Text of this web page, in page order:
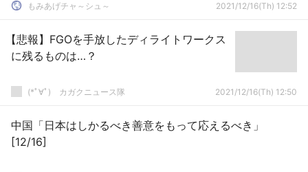
もみあげチャ～シュ～ 2021/12/16(Th) 12:52
【悲報】FGOを手放したディライトワークス
に残るものは…？
(*ﾟ∀ﾟ)ゞカガクニュース隊 2021/12/16(Th) 12:50
中国「日本はしかるべき善意をもって応えるべき」
[12/16]